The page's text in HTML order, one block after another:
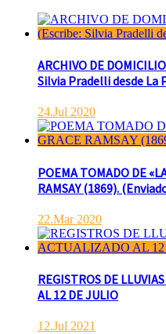
ARCHIVO DE
Silvia Pradelli desde La
24.Jul 2020
POEMA TOMADO DE
RAMSAY (1869).
22.Mar 2020
REGISTROS DE
AL 12 DE JULIO
12.Jul 2021